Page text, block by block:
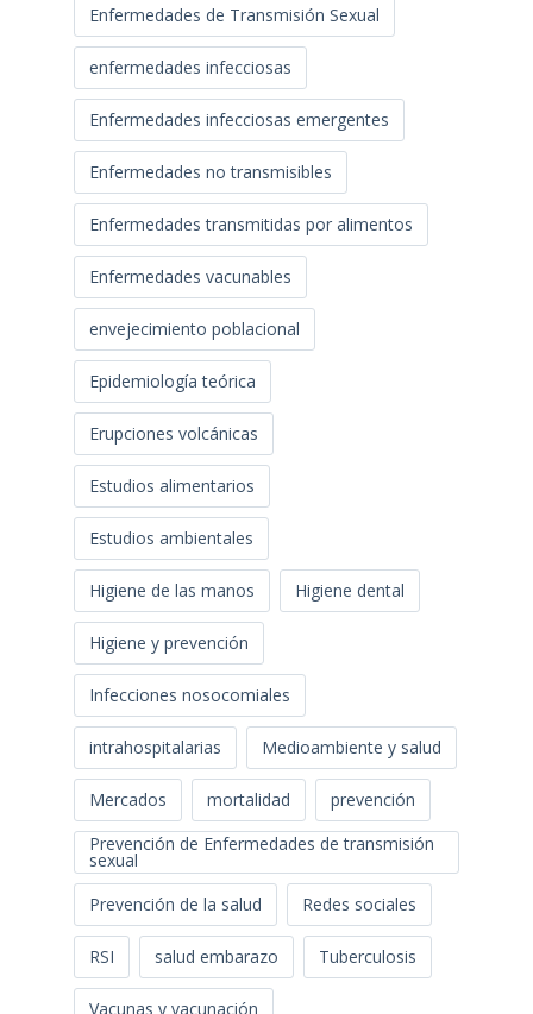
Enfermedades de Transmisión Sexual
enfermedades infecciosas
Enfermedades infecciosas emergentes
Enfermedades no transmisibles
Enfermedades transmitidas por alimentos
Enfermedades vacunables
envejecimiento poblacional
Epidemiología teórica
Erupciones volcánicas
Estudios alimentarios
Estudios ambientales
Higiene de las manos Higiene dental
Higiene y prevención
Infecciones nosocomiales
intrahospitalarias Medioambiente y salud
Mercados mortalidad
prevención
Prevención de Enfermedades de transmisión
sexual
Prevención de la salud
Redes sociales
RSI salud embarazo Tuberculosis
Vacunas y vacunación